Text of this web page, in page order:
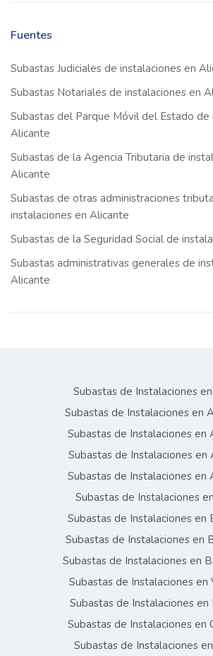
Fuentes
Subastas Judiciales de instalaciones en
Subastas Notariales de instalaciones en
Subastas del Parque Móvil del Estado de
Alicante
Subastas de la Agencia Tributaria de
Alicante
Subastas de otras administraciones
instalaciones en Alicante
Subastas de la Seguridad Social de
Subastas administrativas generales de
Alicante
Subastas de Instalaciones
Subastas de Instalaciones en
Subastas de Instalaciones en
Subastas de Instalaciones en
Subastas de Instalaciones en
Subastas de Instalaciones
Subastas de Instalaciones en
Subastas de Instalaciones en
Subastas de Instalaciones en
Subastas de Instalaciones en
Subastas de Instalaciones en
Subastas de Instalaciones en
Subastas de Instalaciones